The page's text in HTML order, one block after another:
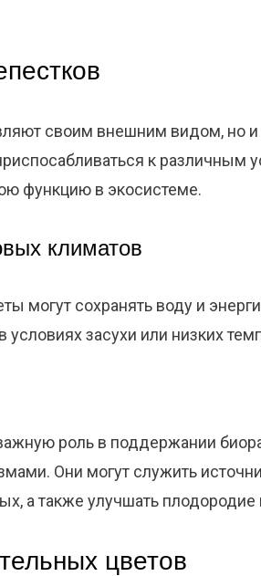
своим внешним видом, но
к различным
функцию в экосистеме.
климатов
могут сохранять воду и
засухи или низких
роль в поддержании
Они могут служить
а также улучшать плодородие
цветов